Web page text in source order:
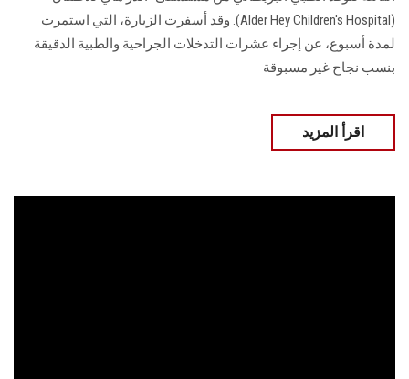
(Alder Hey Children's Hospital). وقد أسفرت الزيارة، التي استمرت
لمدة أسبوع، عن إجراء عشرات التدخلات الجراحية والطبية الدقيقة
بنسب نجاح غير مسبوقة
اقرأ المزيد